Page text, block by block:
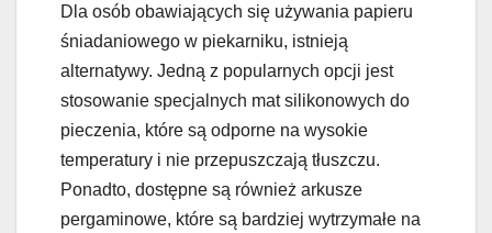
Dla osób obawiających się używania papieru
śniadaniowego w piekarniku, istnieją
alternatywy. Jedną z popularnych opcji jest
stosowanie specjalnych mat silikonowych do
pieczenia, które są odporne na wysokie
temperatury i nie przepuszczają tłuszczu.
Ponadto, dostępne są również arkusze
pergaminowe, które są bardziej wytrzymałe na